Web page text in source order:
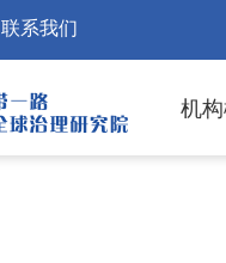
联系我们
机